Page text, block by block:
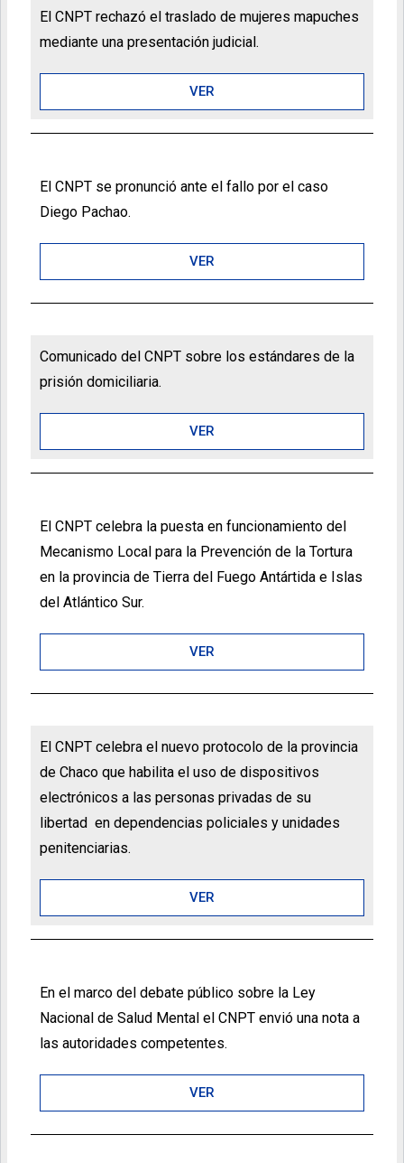
El CNPT rechazó el traslado de mujeres mapuches
mediante una presentación judicial.
VER
El CNPT se pronunció ante el fallo por el caso
Diego Pachao.
VER
Comunicado del CNPT sobre los estándares de la
prisión domiciliaria.
VER
El CNPT celebra la puesta en funcionamiento del
Mecanismo Local para la Prevención de la Tortura
en la provincia de Tierra del Fuego Antártida e Islas
del Atlántico Sur.
VER
El CNPT celebra el nuevo protocolo de la provincia
de Chaco que habilita el uso de dispositivos
electrónicos a las personas privadas de su
libertad en dependencias policiales y unidades
penitenciarias.
VER
En el marco del debate público sobre la Ley
Nacional de Salud Mental el CNPT envió una nota a
las autoridades competentes.
VER